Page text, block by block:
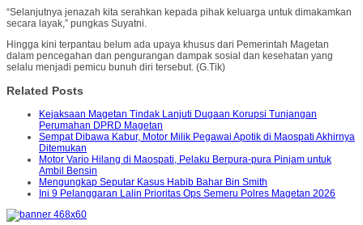
“Selanjutnya jenazah kita serahkan kepada pihak keluarga untuk dimakamkan
secara layak,” pungkas Suyatni.
Hingga kini terpantau belum ada upaya khusus dari Pemerintah Magetan
dalam pencegahan dan pengurangan dampak sosial dan kesehatan yang
selalu menjadi pemicu bunuh diri tersebut. (G.Tik)
Related Posts
Kejaksaan Magetan Tindak Lanjuti Dugaan Korupsi Tunjangan
Perumahan DPRD Magetan
Sempat Dibawa Kabur, Motor Milik Pegawai Apotik di Maospati Akhirnya
Ditemukan
Motor Vario Hilang di Maospati, Pelaku Berpura-pura Pinjam untuk
Ambil Bensin
Mengungkap Seputar Kasus Habib Bahar Bin Smith
Ini 9 Pelanggaran Lalin Prioritas Ops Semeru Polres Magetan 2026